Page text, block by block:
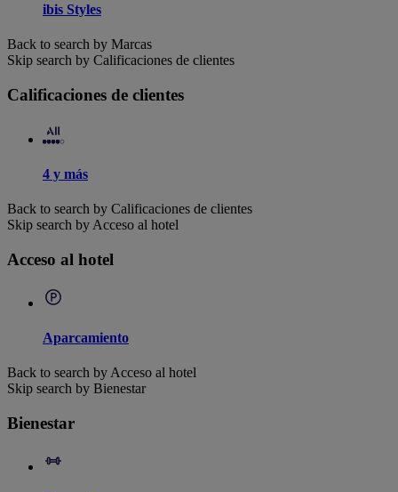
ibis Styles
Back to search by Marcas
Skip search by Calificaciones de clientes
Calificaciones de clientes
4 y más
Back to search by Calificaciones de clientes
Skip search by Acceso al hotel
Acceso al hotel
Aparcamiento
Back to search by Acceso al hotel
Skip search by Bienestar
Bienestar